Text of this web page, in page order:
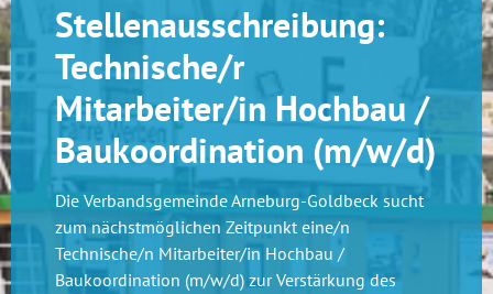
Stellenausschreibung:
Technische/r
Mitarbeiter/in Hochbau /
Baukoordination (m/w/d)
Die Verbandsgemeinde Arneburg-Goldbeck sucht
zum nächstmöglichen Zeitpunkt eine/n
Technische/n Mitarbeiter/in Hochbau /
Baukoordination (m/w/d) zur Verstärkung des